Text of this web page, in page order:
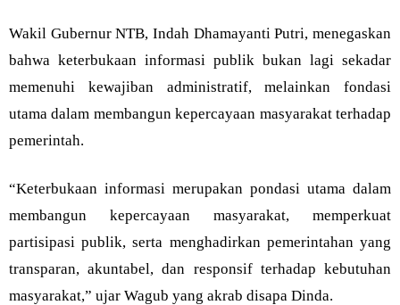
Wakil Gubernur NTB, Indah Dhamayanti Putri, menegaskan
bahwa keterbukaan informasi publik bukan lagi sekadar
memenuhi kewajiban administratif, melainkan fondasi
utama dalam membangun kepercayaan masyarakat terhadap
pemerintah.
“Keterbukaan informasi merupakan pondasi utama dalam
membangun kepercayaan masyarakat, memperkuat
partisipasi publik, serta menghadirkan pemerintahan yang
transparan, akuntabel, dan responsif terhadap kebutuhan
masyarakat,” ujar Wagub yang akrab disapa Dinda.